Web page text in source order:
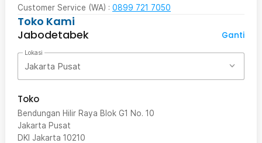
Customer Service (WA) : 0899 721 7050
Toko Kami
Jabodetabek
Ganti
Lokasi
Jakarta Pusat
Toko
Bendungan Hilir Raya Blok G1 No. 10
Jakarta Pusat
DKI Jakarta 10210